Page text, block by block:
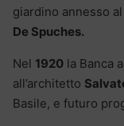
giardino annesso
De Spuches.
Nel 1920 la Banca
all’architetto
Basile, e futuro